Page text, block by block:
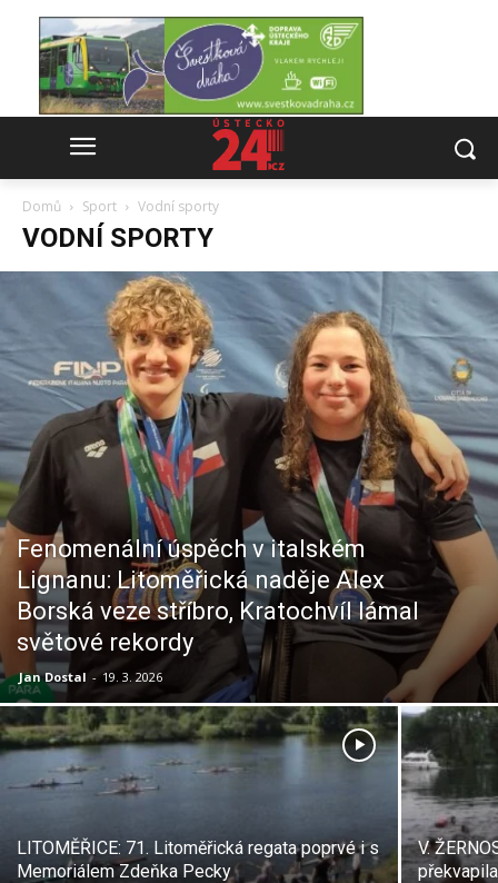
Domů Sport Vodní sporty
VODNÍ SPORTY
Fenomenální úspěch v italském
Lignanu: Litoměřická naděje Alex
Borská veze stříbro, Kratochvíl lámal
světové rekordy
Jan Dostal - 19. 3. 2026
LITOMĚŘICE: 71. Litoměřická regata poprvé i s
Memoriálem Zdeňka Pecky
V.